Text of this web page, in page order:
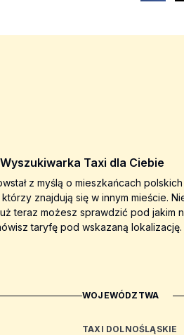
Wyszukiwarka Taxi dla Ciebie
z myślą o mieszkańcach
znajdują się w innym mieście.
teraz możesz sprawdzić pod jakim
taryfę pod wskazaną lokalizację.
WOJEWÓDZTWA
TAXI DOLNOŚLĄSKIE